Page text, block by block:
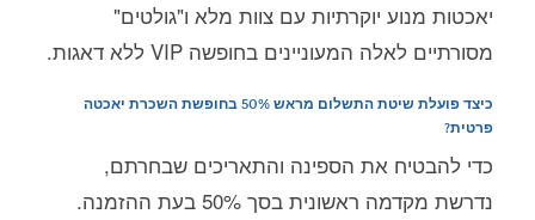
יאכטות מנוע יוקרתיות עם צוות מלא ו"גולטים"
מסורתיים לאלה המעוניינים בחופשה VIP ללא דאגות.
כיצד פועלת שיטת התשלום מראש 50% בחופשת השכרת יאכטה
פרטית?
כדי להבטיח את הספינה והתאריכים שבחרתם,
נדרשת מקדמה ראשונית בסך 50% בעת ההזמנה.